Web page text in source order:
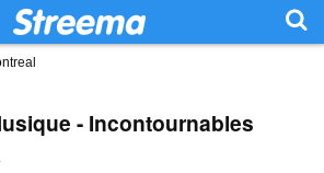
- Incontournables